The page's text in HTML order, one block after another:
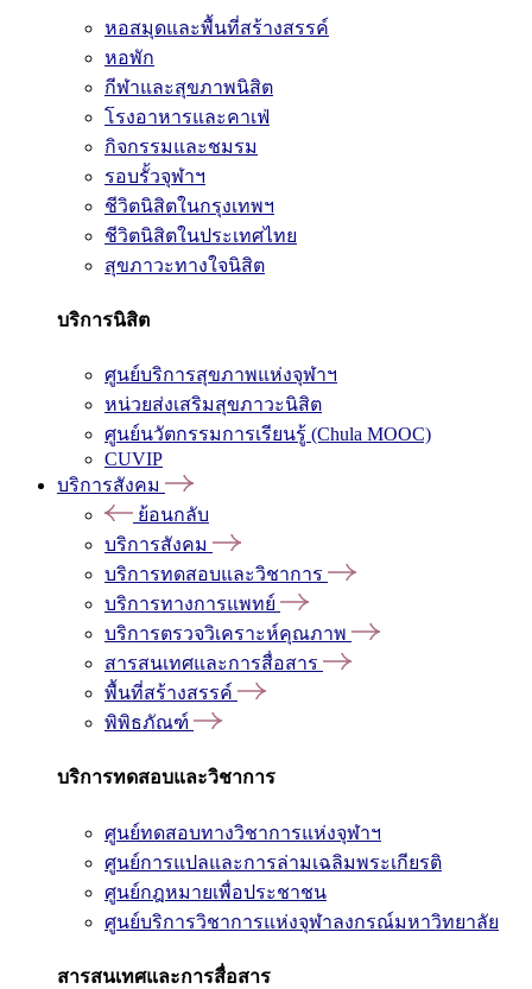
หอสมุดและพื้นที่สร้างสรรค์
หอพัก
กีฬาและสุขภาพนิสิต
โรงอาหารและคาเฟ่
กิจกรรมและชมรม
รอบรั้วจุฬาฯ
ชีวิตนิสิตในกรุงเทพฯ
ชีวิตนิสิตในประเทศไทย
สุขภาวะทางใจนิสิต
บริการนิสิต
ศูนย์บริการสุขภาพแห่งจุฬาฯ
หน่วยส่งเสริมสุขภาวะนิสิต
ศูนย์นวัตกรรมการเรียนรู้ (Chula MOOC)
CUVIP
บริการสังคม
ย้อนกลับ
บริการสังคม
บริการทดสอบและวิชาการ
บริการทางการแพทย์
บริการตรวจวิเคราะห์คุณภาพ
สารสนเทศและการสื่อสาร
พื้นที่สร้างสรรค์
พิพิธภัณฑ์
บริการทดสอบและวิชาการ
ศูนย์ทดสอบทางวิชาการแห่งจุฬาฯ
ศูนย์การแปลและการล่ามเฉลิมพระเกียรติ
ศูนย์กฎหมายเพื่อประชาชน
ศูนย์บริการวิชาการแห่งจุฬาลงกรณ์มหาวิทยาลัย
สารสนเทศและการสื่อสาร